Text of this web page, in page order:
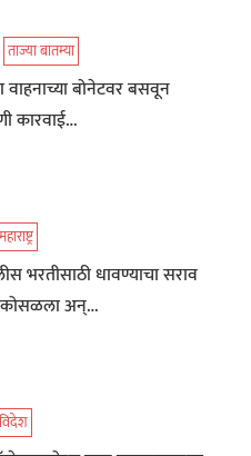
ताज्या बातम्या
वाहनाच्या बोनेटवर बसवून
कारवाई…
महाराष्ट्र
भरतीसाठी धावण्याचा सराव
कोसळला अन्…
विदेश